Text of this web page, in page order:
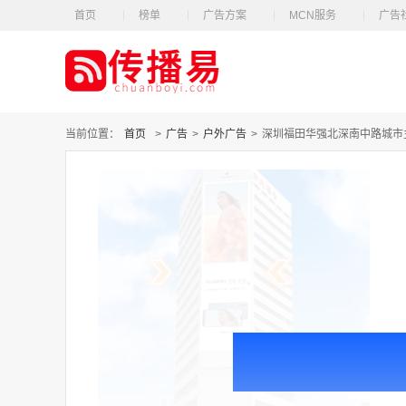
首页 榜单 广告方案 MCN服务 广告
当前位置： 首页 > 广告 > 户外广告 > 深圳福田华强北深南中路城